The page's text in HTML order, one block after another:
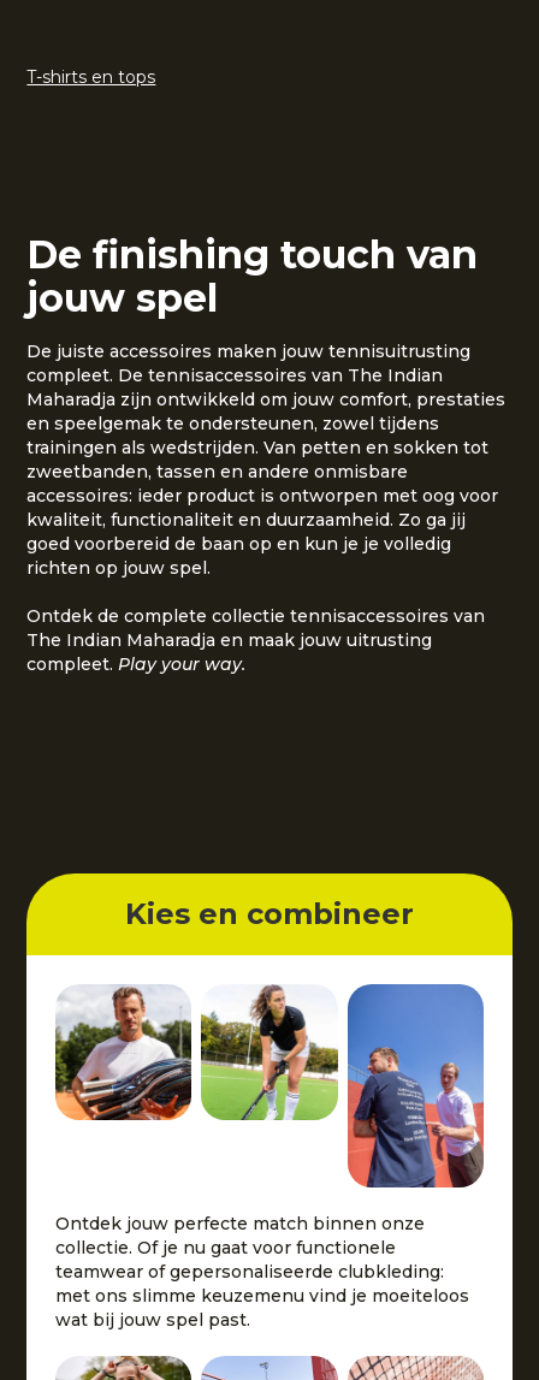
T-shirts en tops
De finishing touch van
jouw spel
De juiste accessoires maken jouw tennisuitrusting
compleet. De tennisaccessoires van The Indian
Maharadja zijn ontwikkeld om jouw comfort, prestaties
en speelgemak te ondersteunen, zowel tijdens
trainingen als wedstrijden. Van petten en sokken tot
zweetbanden, tassen en andere onmisbare
accessoires: ieder product is ontworpen met oog voor
kwaliteit, functionaliteit en duurzaamheid. Zo ga jij
goed voorbereid de baan op en kun je je volledig
richten op jouw spel.
Ontdek de complete collectie tennisaccessoires van
The Indian Maharadja en maak jouw uitrusting
compleet.Play your way.
Kies en combineer
Ontdek jouw perfecte match binnen onze
collectie. Of je nu gaat voor functionele
teamwear of gepersonaliseerde clubkleding:
met ons slimme keuzemenu vind je moeiteloos
wat bij jouw spel past.